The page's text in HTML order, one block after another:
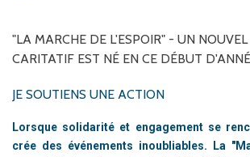
"LA MARCHE DE L'ESPOIR" - UN NOUVEL
CARITATIF EST NÉ EN CE DÉBUT
JE SOUTIENS UNE ACTION
Lorsque solidarité et engagement se
crée des événements inoubliables. La